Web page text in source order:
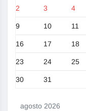
agosto 2026
2 3 4
9 10 11
16 17 18
23 24 25
30 31